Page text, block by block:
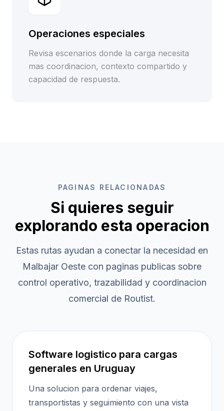
Operaciones especiales
Revisa escenarios donde la carga necesita
mas coordinacion, contexto compartido y
capacidad de respuesta.
PAGINAS RELACIONADAS
Si quieres seguir
explorando esta operacion
Estas rutas ayudan a conectar la necesidad en
Malbajar Oeste con paginas publicas sobre
control operativo, trazabilidad y coordinacion
comercial de Routist.
Software logistico para cargas
generales en Uruguay
Una solucion para ordenar viajes,
transportistas y seguimiento con una vista